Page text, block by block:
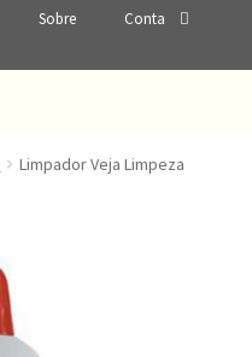
Sobre
Conta
Limpador Veja Limpeza